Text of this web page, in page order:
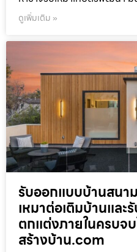
ดูเพิ่มเติม »
รับออกแบบบ้านสนา
เหมาต่อเติมบ้านแล
ตกแต่งภายในครบจ
สร้างบ้าน.com